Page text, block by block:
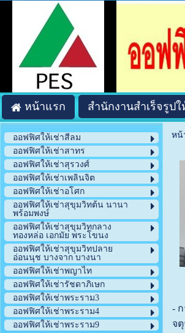
หน้าแรก สำนักงานสำเร็จรูปใ
ออฟฟิศให้เช่าสีลม
ออฟฟิศให้เช่าสาทร
ออฟฟิศให้เช่าสุรวงศ์
ออฟฟิศให้เช่าเพลินจิต
ออฟฟิศให้เช่าอโศก
ออฟฟิศให้เช่าสุขุมวิทต้น นานา
พร้อมพงษ์
ออฟฟิศให้เช่าสุขุมวิทกลาง
ทองหล่อ เอกมัย พระโขนง
ออฟฟิศให้เช่าสุขุมวิทปลาย
อ่อนนุช บางจาก บางนา
ออฟฟิศให้เช่าพญาไท
ออฟฟิศให้เช่ารัชดาภิเษก
ออฟฟิศให้เช่าพระราม3
ออฟฟิศให้เช่าพระราม4
ออฟฟิศให้เช่าพระราม9
หน้
-
จ